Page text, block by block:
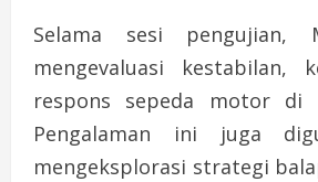
Selama sesi pengujian,
mengevaluasi kestabilan,
respons sepeda motor di
Pengalaman ini juga
mengeksplorasi strategi